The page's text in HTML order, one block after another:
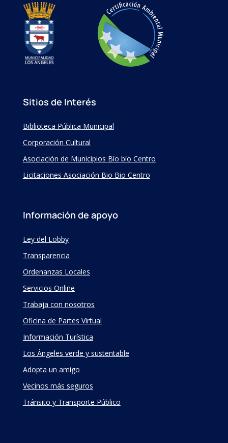
Sitios de Interés
Biblioteca Pública Municipal
Corporación Cultural
Asociación de Municipios Bío bío Centro
Licitaciones Asociación Bio Bio Centro
Información de apoyo
Ley del Lobby
Transparencia
Ordenanzas Locales
Servicios Online
Trabaja con nosotros
Oficina de Partes Virtual
Información Turística
Los Ángeles verde y sustentable
Adopta un amigo
Vecinos más seguros
Tránsito y Transporte Público